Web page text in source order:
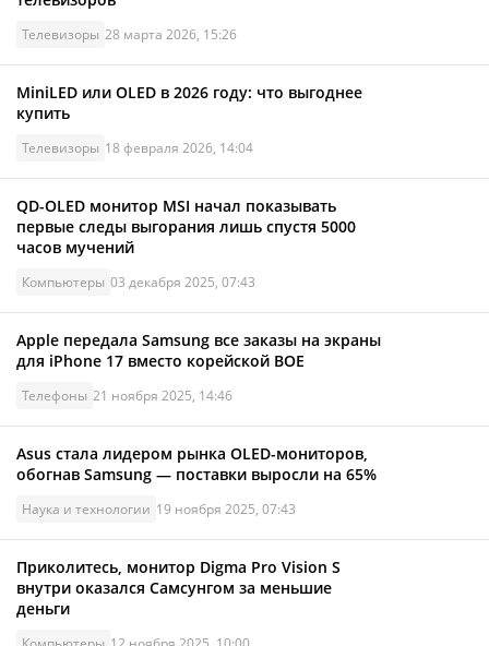
Телевизоры 28 марта 2026, 15:26
MiniLED или OLED в 2026 году: что выгоднее
купить
Телевизоры 18 февраля 2026, 14:04
QD-OLED монитор MSI начал показывать
первые следы выгорания лишь спустя 5000
часов мучений
Компьютеры 03 декабря 2025, 07:43
Apple передала Samsung все заказы на экраны
для iPhone 17 вместо корейской BOE
Телефоны 21 ноября 2025, 14:46
Asus стала лидером рынка OLED-мониторов,
обогнав Samsung — поставки выросли на 65%
Наука и технологии 19 ноября 2025, 07:43
Приколитесь, монитор Digma Pro Vision S
внутри оказался Самсунгом за меньшие
деньги